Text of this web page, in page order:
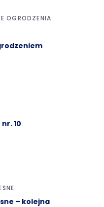
OGRODZENIA
10
– kolejna